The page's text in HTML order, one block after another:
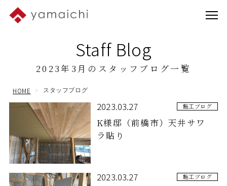
Staff Blog
2023年3月のスタッフブログ一覧
HOME スタッフブログ
2023.03.27
K様邸（前橋市）天井サワ
ラ貼り
施工ブログ
2023.03.27
施工ブログ